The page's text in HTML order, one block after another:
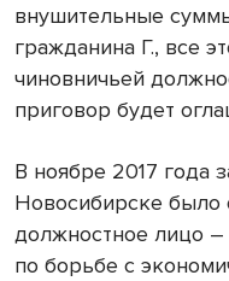
внушительные
гражданина Г., все
чиновничьей
приговор будет
В ноябре 2017 года
Новосибирске было
должностное лицо
по борьбе с